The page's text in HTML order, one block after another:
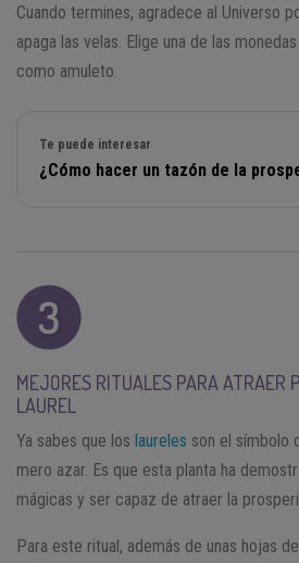
Cuando termines, agradece al Universo
apaga las velas. Elige una de las
como amuleto.
Te puede interesar
¿Cómo hacer un tazón de la
MEJORES RITUALES PARA ATRAER
LAUREL
Ya sabes que los laureles son el símbolo
mero azar. Es que esta planta ha
mágicas y ser capaz de atraer la
Para este ritual, además de unas hojas